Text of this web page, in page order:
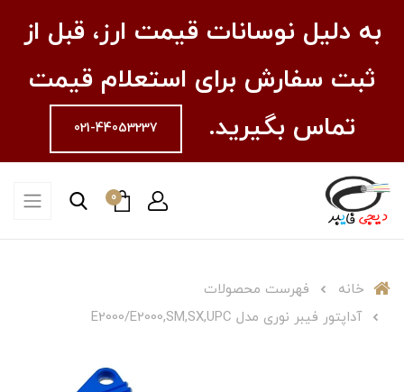
به دلیل نوسانات قیمت ارز، قبل از
ثبت سفارش برای استعلام قیمت
تماس بگیرید.
021-44053237
0
خانه
فهرست محصولات
آداپتور فیبر نوری مدل E2000/E2000,SM,SX,UPC